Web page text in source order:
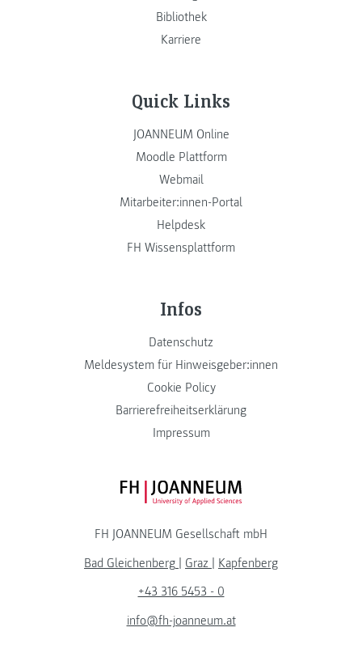
Bibliothek
Karriere
Quick Links
JOANNEUM Online
Moodle Plattform
Webmail
Mitarbeiter:innen-Portal
Helpdesk
FH Wissensplattform
Infos
Datenschutz
Meldesystem für Hinweisgeber:innen
Cookie Policy
Barrierefreiheitserklärung
Impressum
FH JOANNEUM Logo
FH JOANNEUM Gesellschaft mbH
Bad Gleichenberg | Graz | Kapfenberg
+43 316 5453 - 0
info@fh-joanneum.at